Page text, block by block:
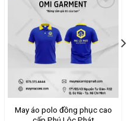
Add to wishlist
May áo polo đồng phục cao